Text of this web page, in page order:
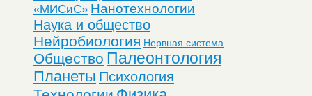
«МИСиС» Нанотехнологии
Наука и общество
Нейробиология Нервная система
Общество Палеонтология
Планеты Психология